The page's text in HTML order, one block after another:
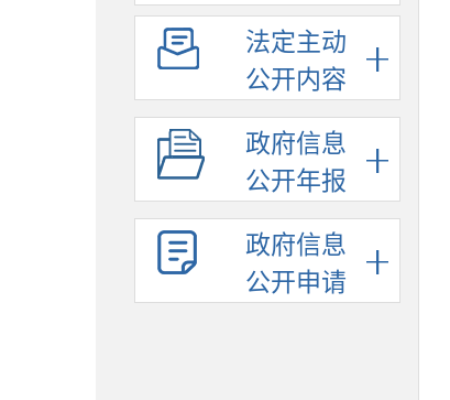
法定主动
公开内容
政府信息
公开年报
政府信息
公开申请